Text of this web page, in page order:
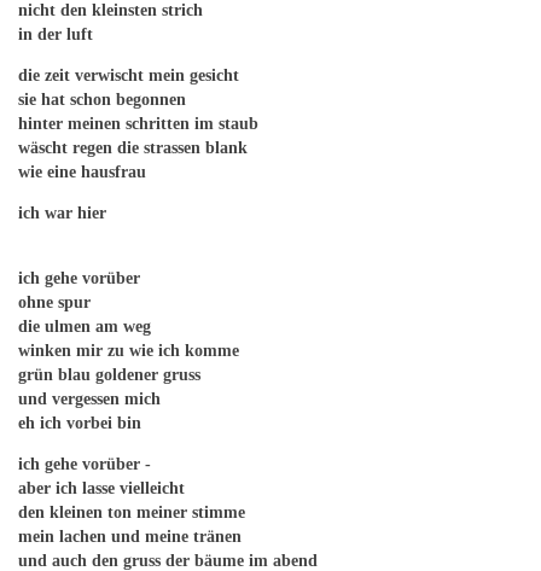
nicht den kleinsten strich
in der luft
die zeit verwischt mein gesicht
sie hat schon begonnen
hinter meinen schritten im staub
wäscht regen die strassen blank
wie eine hausfrau
ich war hier
ich gehe vorüber
ohne spur
die ulmen am weg
winken mir zu wie ich komme
grün blau goldener gruss
und vergessen mich
eh ich vorbei bin
ich gehe vorüber -
aber ich lasse vielleicht
den kleinen ton meiner stimme
mein lachen und meine tränen
und auch den gruss der bäume im abend